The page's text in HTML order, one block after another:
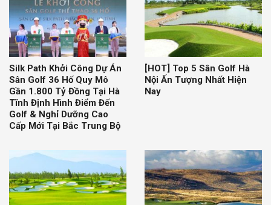
Silk Path Khởi Công Dự Án
Sân Golf 36 Hố Quy Mô
Gần 1.800 Tỷ Đồng Tại Hà
Tĩnh Định Hình Điểm Đến
Golf & Nghỉ Dưỡng Cao
Cấp Mới Tại Bắc Trung Bộ
[HOT] Top 5 Sân Golf Hà
Nội Ấn Tượng Nhất Hiện
Nay